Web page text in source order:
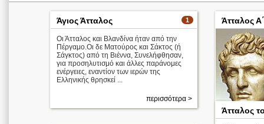
1
Άγιος Άτταλος
Οι Άτταλος και Βλανδίνα ήταν από την
Πέργαμο.Οι δε Ματούρος και Σάκτος (ή
Σάγκτος) από τη Βιέννα, Συνελήφθησαν,
για προσηλυτισμό και άλλες παράνομες
ενέργειες, εναντίον των ιερών της
Ελληνικής θρησκεί ...
περισσότερα >
Άτταλος
Άτταλος